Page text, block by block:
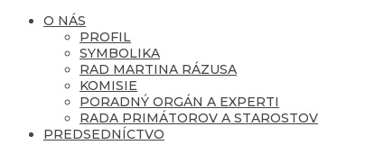
O NÁS
PROFIL
SYMBOLIKA
RAD MARTINA RÁZUSA
KOMISIE
PORADNÝ ORGÁN A EXPERTI
RADA PRIMÁTOROV A STAROSTOV
PREDSEDNÍCTVO